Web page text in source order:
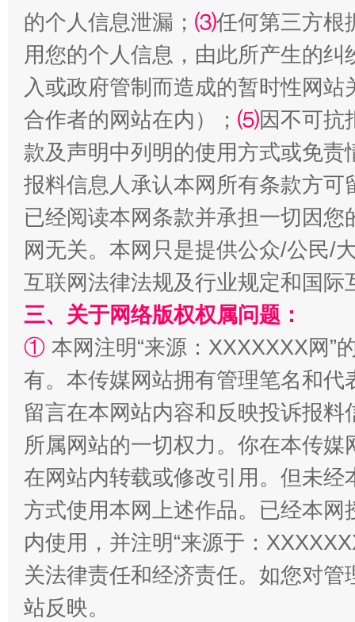
阿坝州三大球赛在茂县开幕 规模
的个人信息泄漏； ⑶任何第三方根
用您的个人信息，由此所产生的纠
入或政府管制而造成的暂时性网
合作者的网站在内）； ⑸因不可抗
款及声明中列明的使用方式或免责
报料信息人承认本网所有条款方
已经阅读本网条款并承担一切因
网无关。本网只是提供公众/公民/
互联网法律法规及行业规定和国
三、关于网络版权权属问题：
① 本网注明“来源：XXXXXXX网”
有。本传媒网站拥有管理笔名和
留言在本网站内容和反映投诉报
所属网站的一切权力。你在本传
在网站内转载或修改引用。但未
方式使用本网上述作品。已经本
内使用，并注明“来源于：
关法律责任和经济责任。如您对
站反映。